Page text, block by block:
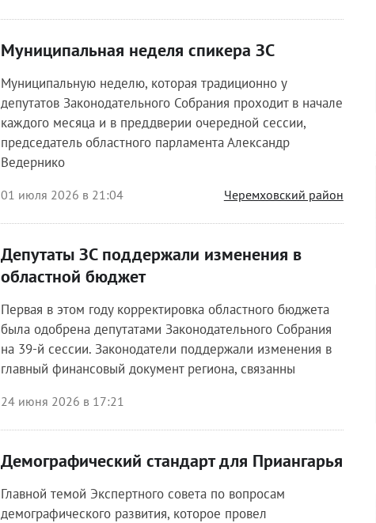
Муниципальная неделя спикера ЗС
Муниципальную неделю, которая традиционно у
депутатов Законодательного Собрания проходит в начале
каждого месяца и в преддверии очередной сессии,
председатель областного парламента Александр
Ведернико
01 июля 2026 в 21:04 Черемховский район
Депутаты ЗС поддержали изменения в
областной бюджет
Первая в этом году корректировка областного бюджета
была одобрена депутатами Законодательного Собрания
на 39-й сессии. Законодатели поддержали изменения в
главный финансовый документ региона, связанны
24 июня 2026 в 17:21
Демографический стандарт для Приангарья
Главной темой Экспертного совета по вопросам
демографического развития, которое провел